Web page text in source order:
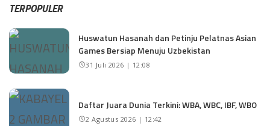
TERPOPULER
Huswatun Hasanah dan Petinju Pelatnas Asian
Games Bersiap Menuju Uzbekistan
31 Juli 2026 | 12:08
Daftar Juara Dunia Terkini: WBA, WBC, IBF, WBO
2 Agustus 2026 | 12:42